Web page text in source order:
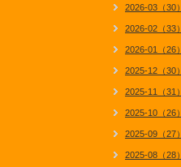
2026-03（30）
2026-02（33）
2026-01（26）
2025-12（30）
2025-11（31）
2025-10（26）
2025-09（27）
2025-08（28）